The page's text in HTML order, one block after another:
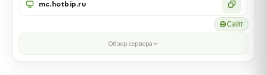
mc.hotbip.ru
Сайт
Обзор сервера